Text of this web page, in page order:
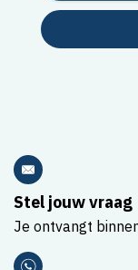
Stel jouw vraag
Je ontvangt